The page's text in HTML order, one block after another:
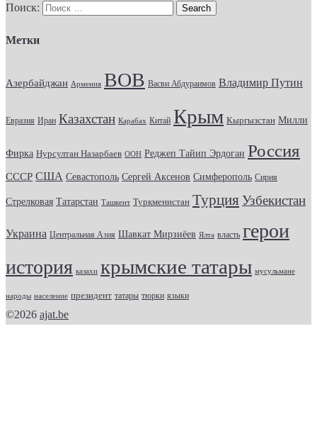
Поиск:
Метки
Азербайджан Армения ВОВ Васви Абдураимов Владимир Путин
Евразия Иран Казахстан Карабах Китай Крым Кыргызстан Милли
Фирка Нурсултан Назарбаев ООН Реджеп Тайип Эрдоган Россия
СССР США Севастополь Сергей Аксенов Симферополь Сирия
Стрелковая Татарстан Ташкент Туркменистан Турция Узбекистан
Украина Центральная Азия Шавкат Мирзиёев Ялта власть герои
история казахи крымские татары мусульмане
народы население президент татары тюрки языки
©2026 ajat.be